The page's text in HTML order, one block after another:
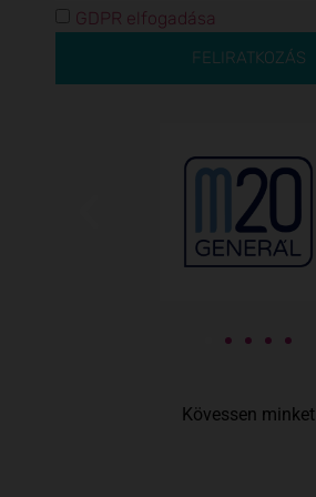
GDPR elfogadása
FELIRATKOZÁS
Kövessen minket